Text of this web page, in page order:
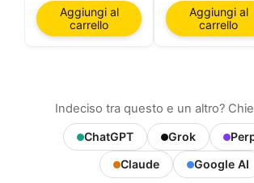
Aggiungi al
carrello
Aggiungi al
carrello
Indeciso tra questo e un altro?
ChatGPT Grok
Claude
Google AI